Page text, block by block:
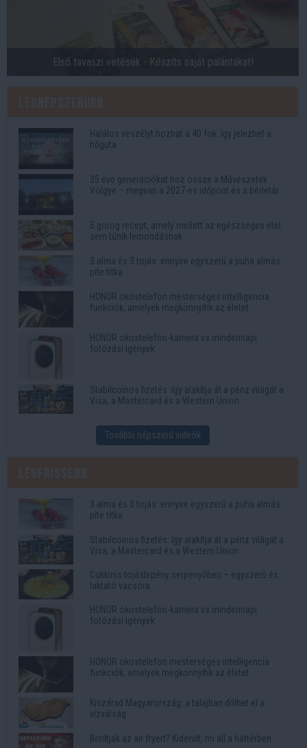
Első tavaszi vetések - Készíts saját palántákat!
Halálos veszélyt hozhat a 40 fok: így jelezhet a
hőguta
35 éve generációkat hoz össze a Művészetek
Völgye – megvan a 2027-es időpont és a bérletár
5 görög recept, amely mellett az egészséges étel
sem tűnik lemondásnak
3 alma és 3 tojás: ennyire egyszerű a puha almás
pite titka
HONOR okostelefon mesterséges intelligencia
funkciók, amelyek megkönnyítik az életet
HONOR okostelefon-kamera vs mindennapi
fotózási igények
Stabilcoinos fizetés: így alakítja át a pénz világát a
Visa, a Mastercard és a Western Union
További népszerű videók
3 alma és 3 tojás: ennyire egyszerű a puha almás
pite titka
Stabilcoinos fizetés: így alakítja át a pénz világát a
Visa, a Mastercard és a Western Union
Cukkinis tojáslepény serpenyőben – egyszerű és
laktató vacsora
HONOR okostelefon-kamera vs mindennapi
fotózási igények
HONOR okostelefon mesterséges intelligencia
funkciók, amelyek megkönnyítik az életet
Kiszárad Magyarország: a talajban dőlhet el a
vízválság
Betiltják az air fryert? Kiderült, mi áll a háttérben